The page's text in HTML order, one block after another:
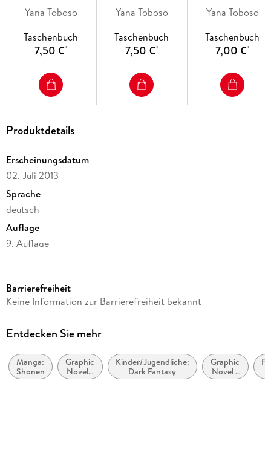
Yana Toboso
Taschenbuch
7,50 €*
Yana Toboso
Taschenbuch
7,50 €*
Yana Toboso
Taschenbuch
7,00 €*
Produktdetails
Erscheinungsdatum
02. Juli 2013
Sprache
deutsch
Auflage
9. Auflage
Altersempfehlung
Reihe
Autor/Autorin
Yana Toboso
Barrierefreiheit
Keine Information zur Barrierefreiheit bekannt
Entdecken Sie mehr
Manga:
Shonen
Graphic
Novel /
Comic /
Kinder/Jugendliche:
Dark Fantasy
Graphic
Novel /
Comic /